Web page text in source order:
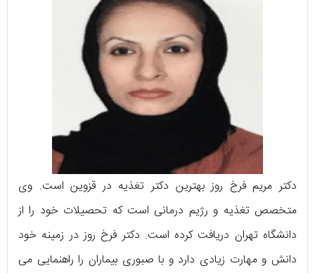
دکتر مریم فرخ روز بهترین دکتر تغذیه در قزوین است. وی
متخصص تغذیه و رژیم درمانی است که تحصیلات خود را از
دانشگاه تهران دریافت کرده است. دکتر فرخ روز در زمینه خود
دانش و مهارت زیادی دارد و با صبوری بیماران را راهنمایی می